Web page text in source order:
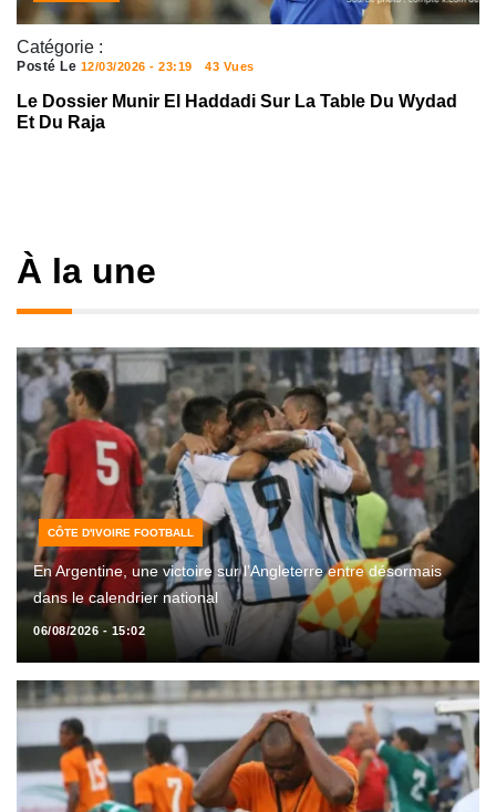
Catégorie :
Posté Le 12/03/2026 - 23:19 43 Vues
Le Dossier Munir El Haddadi Sur La Table Du Wydad
Et Du Raja
À la une
CÔTE D'IVOIRE FOOTBALL
En Argentine, une victoire sur l’Angleterre entre désormais
dans le calendrier national
06/08/2026 - 15:02